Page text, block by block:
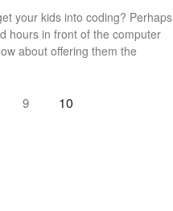
your kids into coding? Perhaps
hours in front of the computer
about offering them the
9 10